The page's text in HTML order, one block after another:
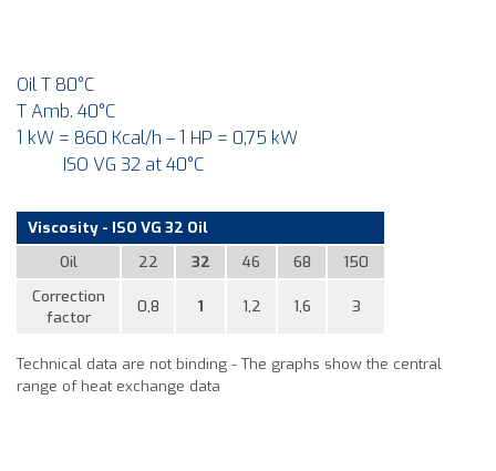
Oil T 80°C
T Amb. 40°C
1 kW = 860 Kcal/h – 1 HP = 0,75 kW
ISO VG 32 at 40°C
Viscosity - ISO VG 32 Oil
Oil
22 32 46 68
150
Correction
factor
0,8 1 1,2 1,6 3
Technical data are not binding - The graphs show the central
range of heat exchange data